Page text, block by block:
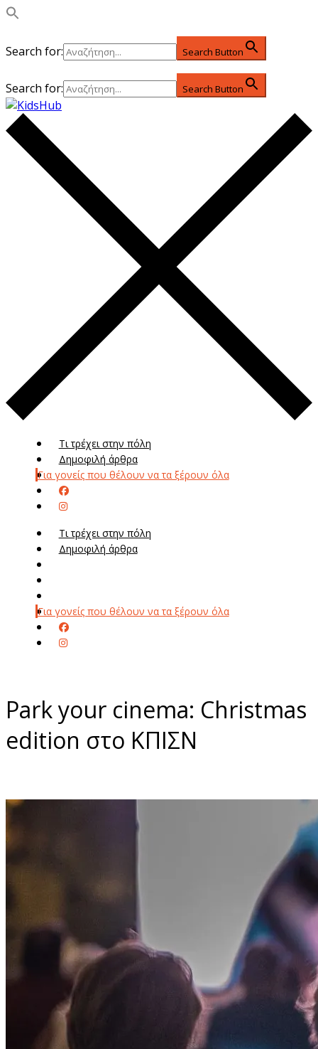
Search for: Search Button
Search for: Search Button
Τι τρέχει στην πόλη
Δημοφιλή άρθρα
Για γονείς που θέλουν να τα ξέρουν όλα
Τι τρέχει στην πόλη
Δημοφιλή άρθρα
Για γονείς που θέλουν να τα ξέρουν όλα
Park your cinema: Christmas
edition στο ΚΠΙΣΝ